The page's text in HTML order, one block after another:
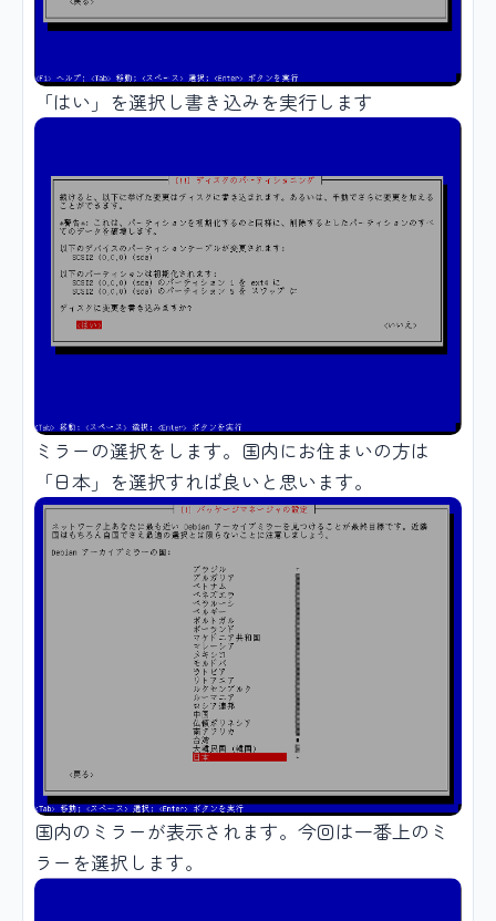
「はい」を選択し書き込みを実行します
ミラーの選択をします。国内にお住まいの方は
「日本」を選択すれば良いと思います。
国内のミラーが表示されます。今回は一番上のミ
ラーを選択します。